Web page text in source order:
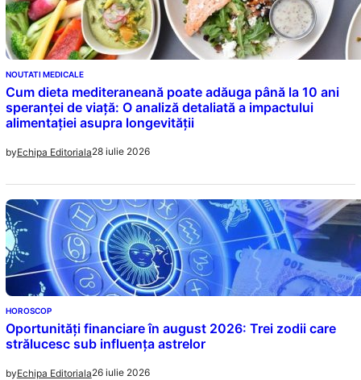
NOUTATI MEDICALE
Cum dieta mediteraneană poate adăuga până la 10 ani
speranței de viață: O analiză detaliată a impactului
alimentației asupra longevității
byEchipa Editoriala28 iulie 2026
HOROSCOP
Oportunități financiare în august 2026: Trei zodii care
strălucesc sub influența astrelor
byEchipa Editoriala26 iulie 2026